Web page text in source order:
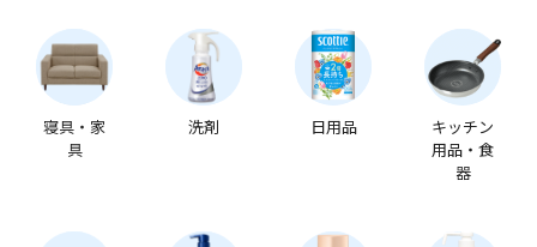
寝具・家
具
洗剤 日用品
キッチン
用品・食
器